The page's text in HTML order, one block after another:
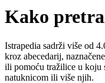
Kako
Istrapedia sadrži više od
kroz abecedarij,
ili pomoću tražilice u koju
natuknicom ili više njih.